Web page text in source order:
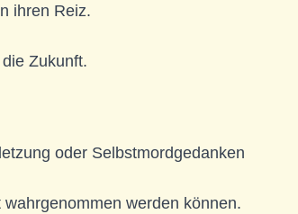
ihren Reiz.
Zukunft.
oder Selbstmordgedanken
werden können.